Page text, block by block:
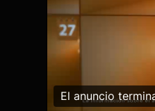
El anuncio